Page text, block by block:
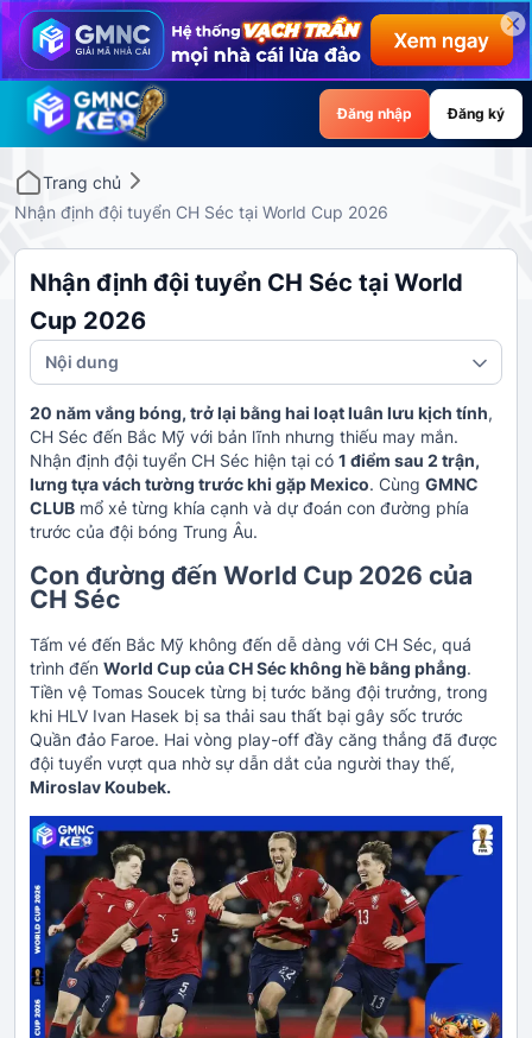
Đăng nhập Đăng ký
Trang chủ
Nhận định đội tuyển CH Séc tại World Cup 2026
Nhận định đội tuyển CH Séc tại World
Cup 2026
Nội dung
20 năm vắng bóng, trở lại bằng hai loạt luân lưu kịch tính,
CH Séc đến Bắc Mỹ với bản lĩnh nhưng thiếu may mắn.
Nhận định đội tuyển CH Séc hiện tại có 1 điểm sau 2 trận,
lưng tựa vách tường trước khi gặp Mexico. Cùng GMNC
CLUB mổ xẻ từng khía cạnh và dự đoán con đường phía
trước của đội bóng Trung Âu.
Con đường đến World Cup 2026 của
CH Séc
Tấm vé đến Bắc Mỹ không đến dễ dàng với CH Séc, quá
trình đến World Cup của CH Séc không hề bằng phẳng.
Tiền vệ Tomas Soucek từng bị tước băng đội trưởng, trong
khi HLV Ivan Hasek bị sa thải sau thất bại gây sốc trước
Quần đảo Faroe. Hai vòng play-off đầy căng thẳng đã được
đội tuyển vượt qua nhờ sự dẫn dắt của người thay thế,
Miroslav Koubek.